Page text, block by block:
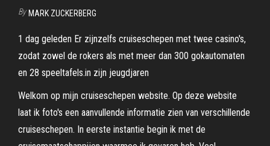
By MARK ZUCKERBERG
1 dag geleden Er zijnzelfs cruiseschepen met twee casino's,
zodat zowel de rokers als met meer dan 300 gokautomaten
en 28 speeltafels.in zijn jeugdjaren
Welkom op mijn cruiseschepen website. Op deze website
laat ik foto's een aanvullende informatie zien van verschillende
cruiseschepen. In eerste instantie begin ik met de